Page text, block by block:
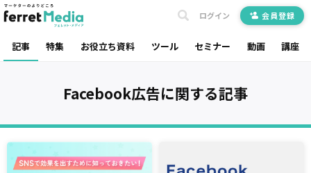
記事 特集 お役立ち資料 ツール セミナー 動画 講座
ログイン 会員登録
Facebook広告に関する記事